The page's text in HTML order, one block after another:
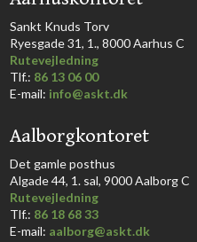
​Sankt Knuds Torv
Ryesgade 31, 1., 8000 Aarhus C​​​
Rutevejledning
​Tlf.: 86 13 06 00
E-mail: info@askt.dk
Aalborgkontoret
​Det gamle posthus
Algade 44, 1. sal, 9000 Aalborg C​
Rutevejledning
Tlf.: 86 18 68 33​
E-mail: aalborg@askt.dk​